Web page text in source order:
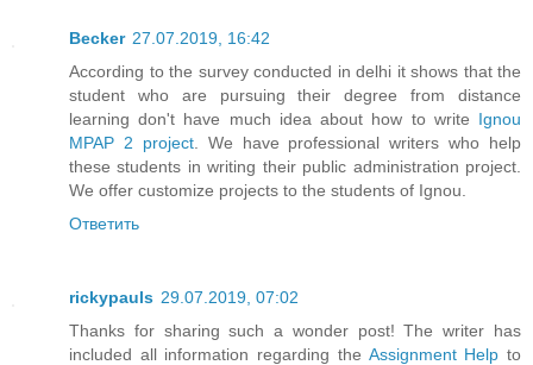
Becker 27.07.2019, 16:42
According to the survey conducted in delhi it shows that the
student who are pursuing their degree from distance
learning don't have much idea about how to write Ignou
MPAP 2 project. We have professional writers who help
these students in writing their public administration project.
We offer customize projects to the students of Ignou.
Ответить
rickypauls 29.07.2019, 07:02
Thanks for sharing such a wonder post! The writer has
included all information regarding the Assignment Help to